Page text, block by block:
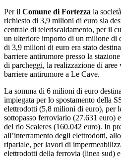
Per il Comune di Fortezza la
richiesto di 3,9 milioni di euro sia
centrale di teleriscaldamento, per il
un ulteriore importo di un milione di
di 3,9 milioni di euro era stato
barriere antirumore presso la
di parcheggi, la realizzazione di aree
barriere antirumore a Le Cave.
La somma di 6 milioni di euro
impiegata per lo spostamento della
elettrodotti (5,8 milioni di euro), per
sottopasso ferroviario (27.631 euro)
del rio Scaleres (160.042 euro). In
all’interramento degli elettrodotti,
ripariale, per lavori di
elettrodotti della ferrovia (linea sud)